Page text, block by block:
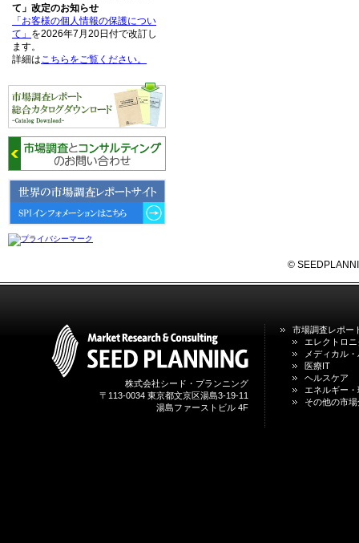
て」改定のお知らせ
「お客様の個人情報の保護につい
て」 を2026年7月20日付で改訂し
ます。
詳細はこちらをご覧ください。
2026年06月15日
6月15日、「中国の医療保険医薬
品リスト 」を発刊しました。
2026年06月01日
6月1日、「2026-27年版 5G SA、
6GにおけるIoT／サービス市場の
動向 」を発刊しました。
2026年04月30日
4月30日、「2026年版 オンライン
1月31日、「DXが加速するMCI・
認知症ケア支援サービスの現状と
今後の方向性 」を発刊しました。
1月13日、「営業支援DXにおける
名刺管理サービスの最新動向2026
©
株式会社シード・プランニング
〒113-0034 東京都文京区湯島3-19-11
湯島ファーストビル 4F
市場調査レポー
エレクトロ
メディカル
医療IT
ヘルスケア
エネルギー
その他の市